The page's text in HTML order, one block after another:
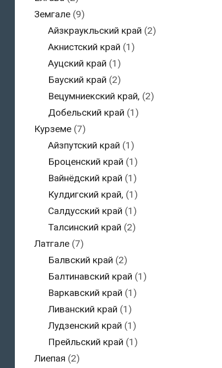
Земгале(9)
Айзкраукльский край (2)
Акнистский край (1)
Ауцский край (1)
Бауский край (2)
Вецумниекский край, (2)
Добельский край (1)
Курземе(7)
Айзпутский край (1)
Броценский край (1)
Вайнёдский край (1)
Кулдигский край, (1)
Салдусский край (1)
Талсинский край (2)
Латгале(7)
Балвский край (2)
Балтинавский край (1)
Варкавский край (1)
Ливанский край (1)
Лудзенский край (1)
Прейльский край (1)
Лиепая (2)